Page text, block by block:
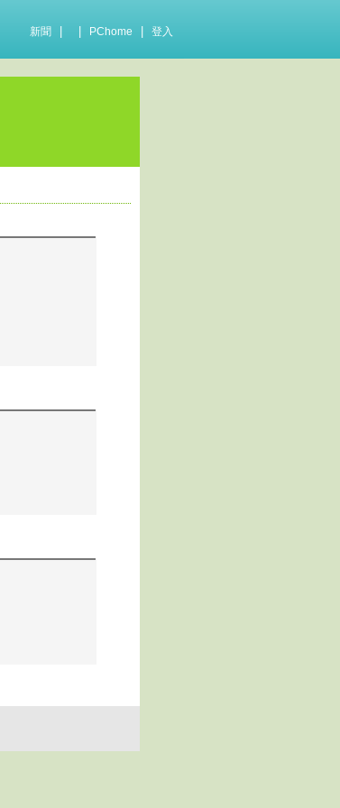
新聞 PChome 登入